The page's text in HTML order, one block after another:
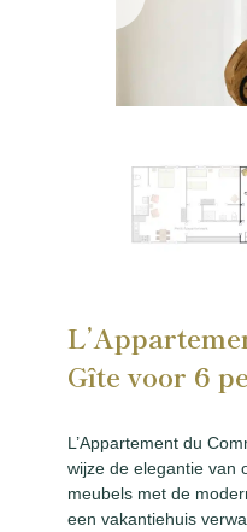
Gîte voor 6
L’Appartement du
wijze de elegantie van
meubels met de
een vakantiehuis